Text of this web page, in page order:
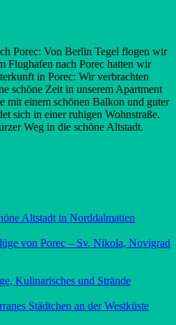
Porec: Von Berlin Tegel flogen wir
Flughafen nach Porec hatten wir
in Porec: Wir verbrachten
schöne Zeit in unserem Apartment
mit einem schönen Balkon und guter
sich in einer ruhigen Wohnstraße.
Weg in die schöne Altstadt.
Altstadt in Norddalmatien
von Porec – Sv. Nikola, Novigrad
Kulinarisches und Strände
Städtchen an der Westküste